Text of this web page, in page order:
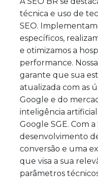
técnica e uso de
SEO.
específicos,
e otimizamos a
performance.
garante que sua
atualizada com as
Google e do
inteligência
Google SGE. Com
desenvolvimento
conversão e uma
que visa a sua
parâmetros